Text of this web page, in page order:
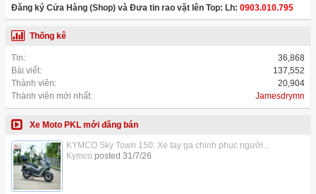
Đăng ký Cửa Hàng (Shop) và Đưa tin rao vặt lên Top: Lh: 0903.010.795
Thống kê
Tin:
36,868
Bài viết:
137,552
Thành viên:
20,904
Thành viên mới nhất:
Jamesdrymn
Xe Moto PKL mới đăng bán
KYMCO Sky Town 150: Xe tay ga chinh phục người...
Kymco posted 31/7/26